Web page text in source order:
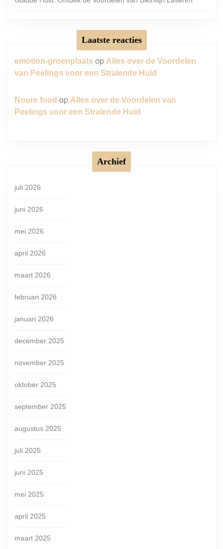
Laatste reacties
emotion-groenplaats op Alles over de Voordelen
van Peelings voor een Stralende Huid
Noure food op Alles over de Voordelen van
Peelings voor een Stralende Huid
Archief
juli 2026
juni 2026
mei 2026
april 2026
maart 2026
februari 2026
januari 2026
december 2025
november 2025
oktober 2025
september 2025
augustus 2025
juli 2025
juni 2025
mei 2025
april 2025
maart 2025